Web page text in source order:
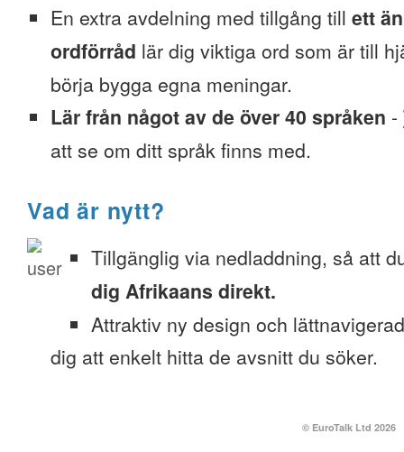
En extra avdelning med tillgång till ett
ordförråd lär dig viktiga ord som är till
börja bygga egna meningar.
Lär från något av de över 40 språken -
att se om ditt språk finns med.
Vad är nytt?
Tillgänglig via nedladdning, så att
dig Afrikaans direkt.
Attraktiv ny design och
dig att enkelt hitta de avsnitt du söker.
© EuroTalk Ltd 2026